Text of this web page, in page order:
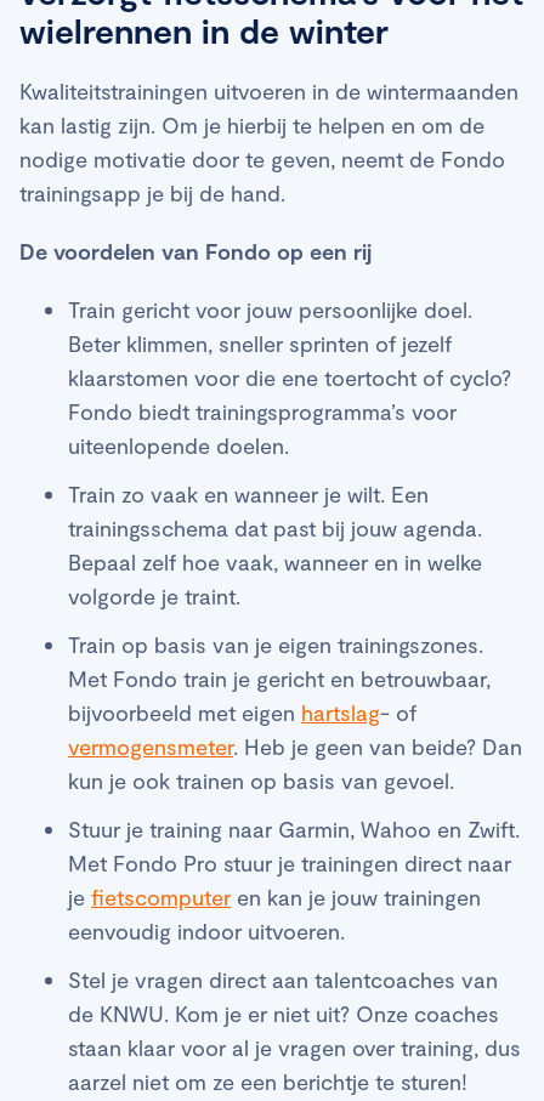
wielrennen in de winter
Kwaliteitstrainingen uitvoeren in de wintermaanden
kan lastig zijn. Om je hierbij te helpen en om de
nodige motivatie door te geven, neemt de Fondo
trainingsapp je bij de hand.
De voordelen van Fondo op een rij
Train gericht voor jouw persoonlijke doel.
Beter klimmen, sneller sprinten of jezelf
klaarstomen voor die ene toertocht of cyclo?
Fondo biedt trainingsprogramma’s voor
uiteenlopende doelen.
Train zo vaak en wanneer je wilt. Een
trainingsschema dat past bij jouw agenda.
Bepaal zelf hoe vaak, wanneer en in welke
volgorde je traint.
Train op basis van je eigen trainingszones.
Met Fondo train je gericht en betrouwbaar,
bijvoorbeeld met eigen hartslag- of
vermogensmeter. Heb je geen van beide? Dan
kun je ook trainen op basis van gevoel.
Stuur je training naar Garmin, Wahoo en Zwift.
Met Fondo Pro stuur je trainingen direct naar
je fietscomputer en kan je jouw trainingen
eenvoudig indoor uitvoeren.
Stel je vragen direct aan talentcoaches van
de KNWU. Kom je er niet uit? Onze coaches
staan klaar voor al je vragen over training, dus
aarzel niet om ze een berichtje te sturen!